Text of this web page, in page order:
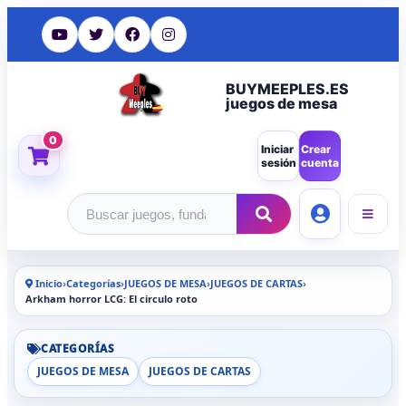
BUYMEEPLES.ES
juegos de mesa
0
Iniciar
sesión
Crear
cuenta
Buscar productos
Inicio›Categorías›JUEGOS DE MESA›JUEGOS DE CARTAS›
Arkham horror LCG: El circulo roto
CATEGORÍAS
JUEGOS DE MESA
JUEGOS DE CARTAS